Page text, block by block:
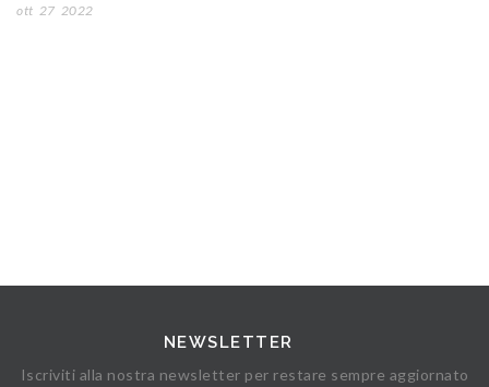
ott 27 2022
NEWSLETTER
Iscriviti alla nostra newsletter per restare sempre aggiornato